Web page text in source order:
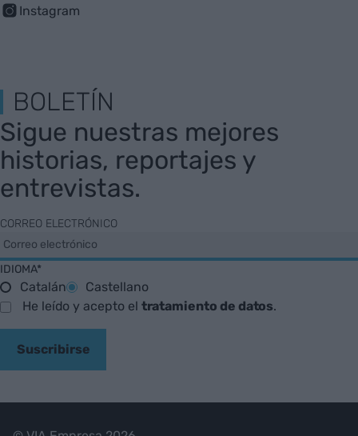
Instagram
BOLETÍN
Sigue nuestras mejores
historias, reportajes y
entrevistas.
CORREO ELECTRÓNICO
IDIOMA*
Catalán
Castellano
He leído y acepto el tratamiento de datos.
Suscribirse